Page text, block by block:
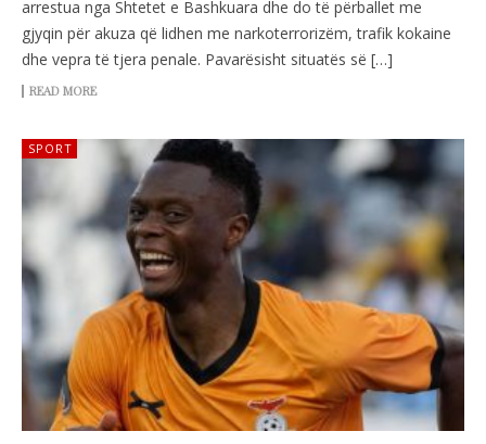
arrestua nga Shtetet e Bashkuara dhe do të përballet me
gjyqin për akuza që lidhen me narkoterrorizëm, trafik kokaine
dhe vepra të tjera penale. Pavarësisht situatës së […]
READ MORE
SPORT